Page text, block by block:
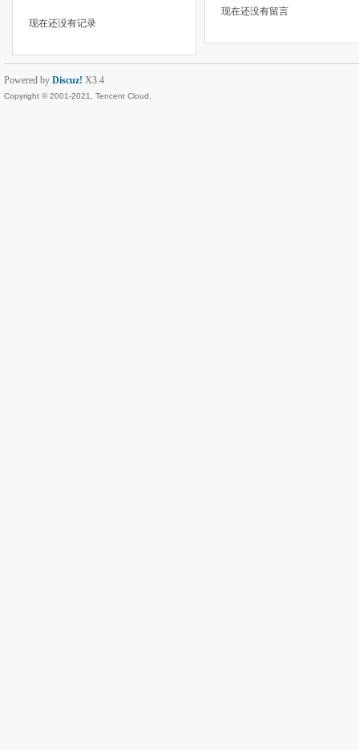
现在还没有记录
现在还没有留言
Powered by Discuz! X3.4
Copyright © 2001-2021, Tencent Cloud.